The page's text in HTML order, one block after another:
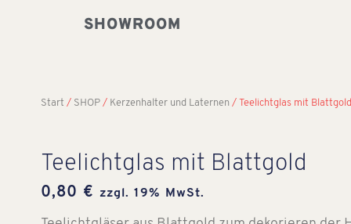
SHOWROOM
Start / SHOP / Kerzenhalter und Laternen / Teelichtglas mit Blattgold
Teelichtglas mit Blattgold
0,80 € zzgl. 19% MwSt.